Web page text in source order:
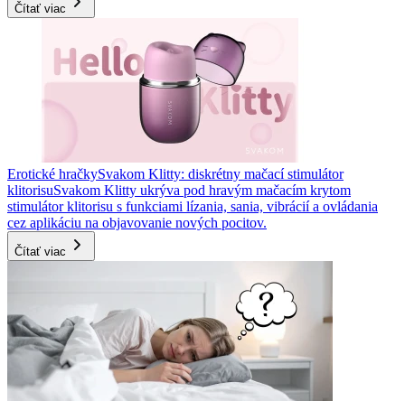
Čítať viac
Erotické hračkySvakom Klitty: diskrétny mačací stimulátor
klitorisuSvakom Klitty ukrýva pod hravým mačacím krytom
stimulátor klitorisu s funkciami lízania, sania, vibrácií a ovládania
cez aplikáciu na objavovanie nových pocitov.
Čítať viac